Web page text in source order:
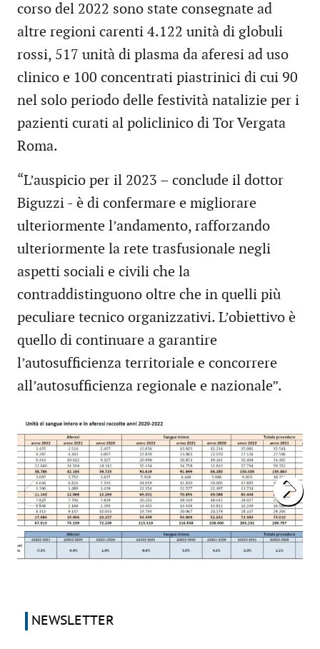
corso del 2022 sono state consegnate ad
altre regioni carenti 4.122 unità di globuli
rossi, 517 unità di plasma da aferesi ad uso
clinico e 100 concentrati piastrinici di cui 90
nel solo periodo delle festività natalizie per i
pazienti curati al policlinico di Tor Vergata
Roma.
“L’auspicio per il 2023 – conclude il dottor
Biguzzi - è di confermare e migliorare
ulteriormente l’andamento, rafforzando
ulteriormente la rete trasfusionale negli
aspetti sociali e civili che la
contraddistinguono oltre che in quelli più
peculiare tecnico organizzativi. L’obiettivo è
quello di continuare a garantire
l’autosufficienza territoriale e concorrere
all’autosufficienza regionale e nazionale”.
NEWSLETTER